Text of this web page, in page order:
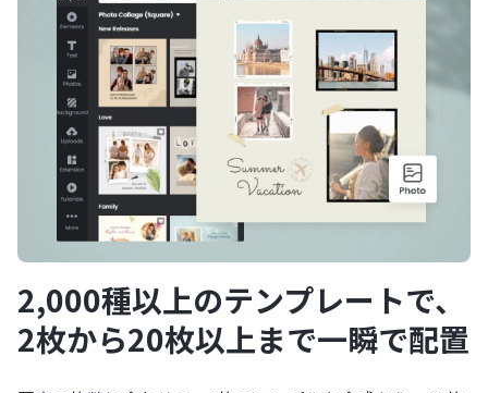
2,000種以上のテンプレートで、
2枚から20枚以上まで一瞬で配置